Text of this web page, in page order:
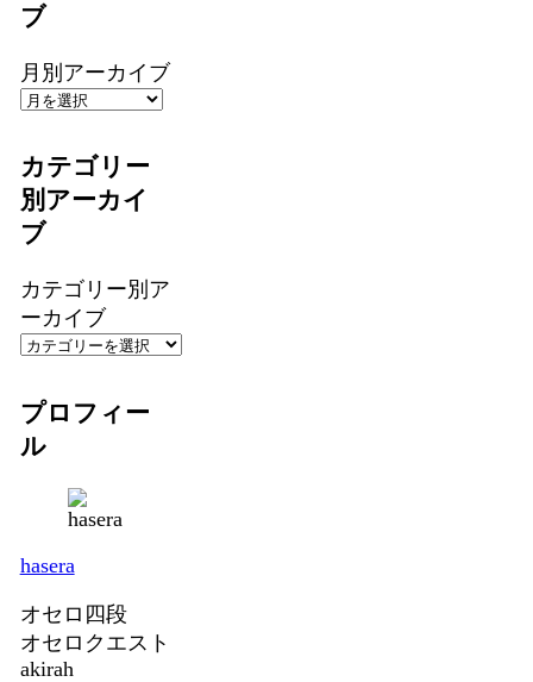
ブ
月別アーカイブ
カテゴリー
別アーカイ
ブ
カテゴリー別ア
ーカイブ
プロフィー
ル
hasera
オセロ四段
オセロクエスト
akirah